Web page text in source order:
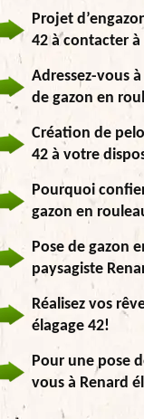
Projet
42 à contacter à
Adressez-vous
de gazon en
Création de
42 à votre
Pourquoi
gazon en
Pose de gazon
paysagiste
Réalisez vos
élagage 42!
Pour une pose
vous à Renard